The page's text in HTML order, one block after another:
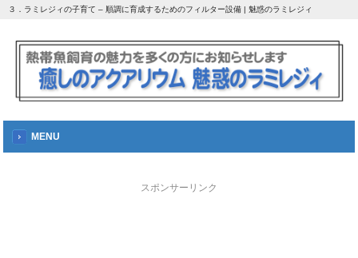
３．ラミレジィの子育て – 順調に育成するためのフィルター設備 | 魅惑のラミレジィ
MENU
スポンサーリンク